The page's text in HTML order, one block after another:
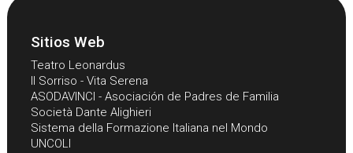
Sitios Web
Teatro Leonardus
Il Sorriso - Vita Serena
ASODAVINCI - Asociación de Padres de Familia
Società Dante Alighieri
Sistema della Formazione Italiana nel Mondo
UNCOLI